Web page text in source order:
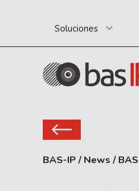
Soluciones
BAS-IP / News /